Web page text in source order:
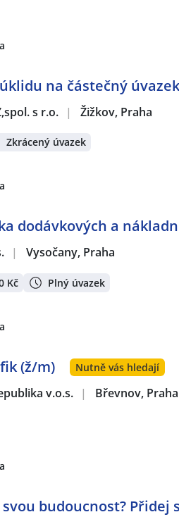
na částečný úvazek
s r.o. | Žižkov, Praha
Zkrácený úvazek
dodávkových a
| Vysočany, Praha
Kč Plný úvazek
(ž/m) Nutně vás hledají
v.o.s. | Břevnov, Praha
budoucnost? Přidej